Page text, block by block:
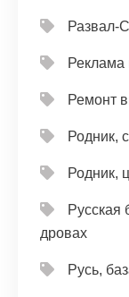
Развал-
Реклама
Ремонт
Родник,
Родник,
Русская
дровах
Русь,